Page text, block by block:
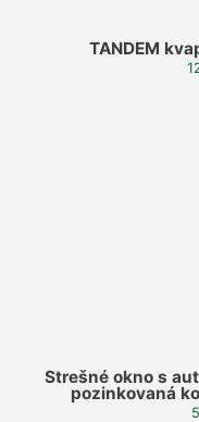
TANDEM
Strešné okno s
pozinkovaná